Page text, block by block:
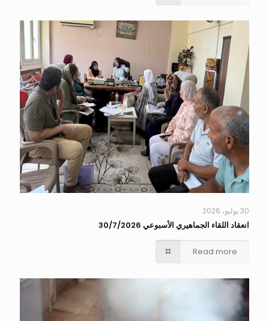
30 يوليو، 2026
انعقاد اللقاء الجماهيري الأسبوعي 30/7/2026
Read more